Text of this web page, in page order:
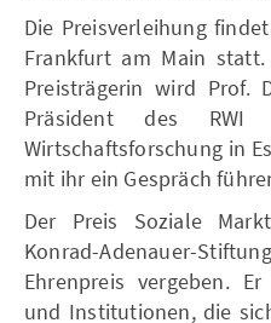
Die Preisverleihung
Frankfurt am Main
Preisträgerin wird Prof.
Präsident des
Wirtschaftsforschung in
mit ihr ein Gespräch
Der Preis Soziale
Konrad-Adenauer-
Ehrenpreis vergeben.
und Institutionen, die